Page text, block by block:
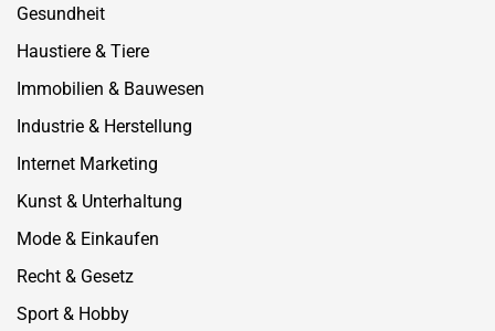
Gesundheit
Haustiere & Tiere
Immobilien & Bauwesen
Industrie & Herstellung
Internet Marketing
Kunst & Unterhaltung
Mode & Einkaufen
Recht & Gesetz
Sport & Hobby